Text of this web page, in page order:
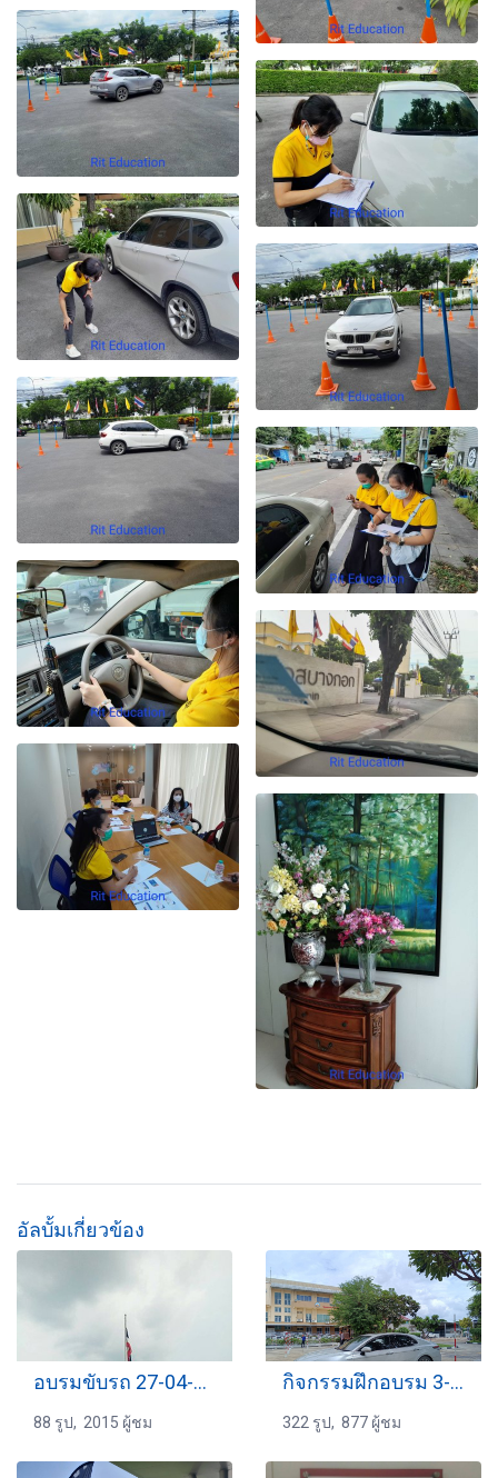
อัลบั้มเกี่ยวข้อง
อบรมขับรถ 27-04-2561
88 รูป, 2015 ผู้ชม
กิจกรรมฝึกอบรม 3-10-2567
322 รูป, 877 ผู้ชม